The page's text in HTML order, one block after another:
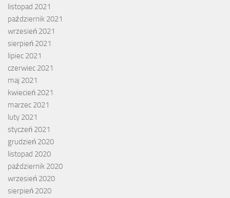
listopad 2021
październik 2021
wrzesień 2021
sierpień 2021
lipiec 2021
czerwiec 2021
maj 2021
kwiecień 2021
marzec 2021
luty 2021
styczeń 2021
grudzień 2020
listopad 2020
październik 2020
wrzesień 2020
sierpień 2020